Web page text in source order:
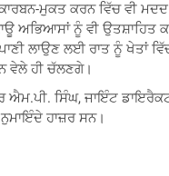
ਮੁਕਤ ਕਰਨ ਵਿੱਚ ਵੀ
ਅਭਿਆਸਾਂ ਨੂੰ ਵੀ ਉਤਸ਼ਾਹਿਤ
ਲਾਉਣ ਲਈ ਰਾਤ ਨੂੰ ਖੇਤਾਂ ਵਿੱਚ
ਵੇਲੇ ਹੀ ਚੱਲਣਗੇ।
ਸਿੰਘ, ਜਾਇੰਟ
ਹਾਜ਼ਰ ਸਨ।